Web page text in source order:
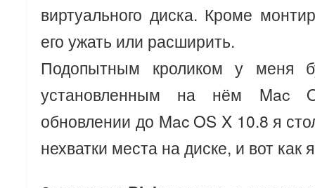
виртуального диска. Кроме
его ужать или расширить.
Подопытным кроликом у меня
установленным на нём Mac
обновлении до Mac OS X 10.8 я
нехватки места на диске, и вот как